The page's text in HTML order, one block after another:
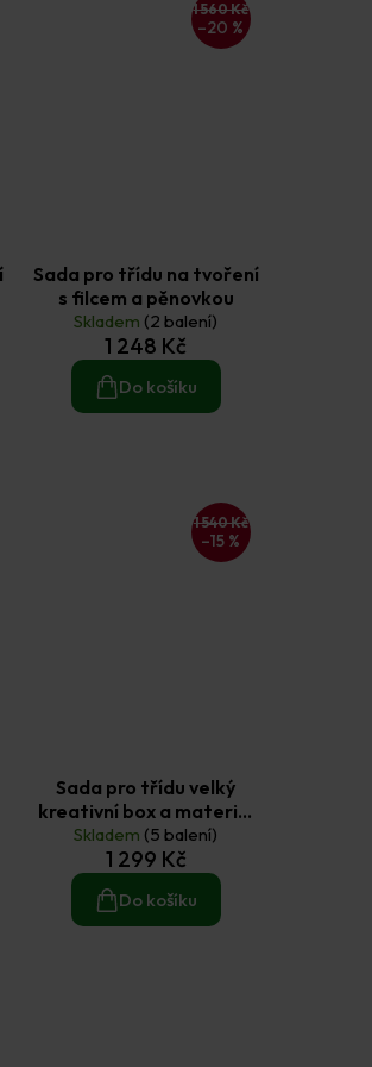
1 560 Kč
–20 %
Sada pro třídu na tvoření
s filcem a pěnovkou
Skladem (2 balení)
1 248 Kč
Do košíku
1 540 Kč
–15 %
Sada pro třídu velký
kreativní box a materiál
na tvoření
Skladem (5 balení)
1 299 Kč
Do košíku